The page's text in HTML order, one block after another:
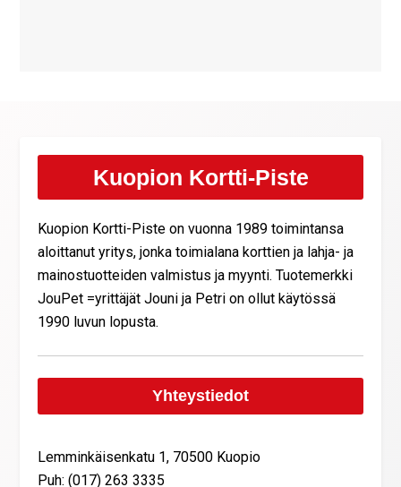
Kuopion Kortti-Piste
Kuopion Kortti-Piste on vuonna 1989 toimintansa
aloittanut yritys, jonka toimialana korttien ja lahja- ja
mainostuotteiden valmistus ja myynti. Tuotemerkki
JouPet =yrittäjät Jouni ja Petri on ollut käytössä
1990 luvun lopusta.
Yhteystiedot
Lemminkäisenkatu 1, 70500 Kuopio
Puh: (017) 263 3335